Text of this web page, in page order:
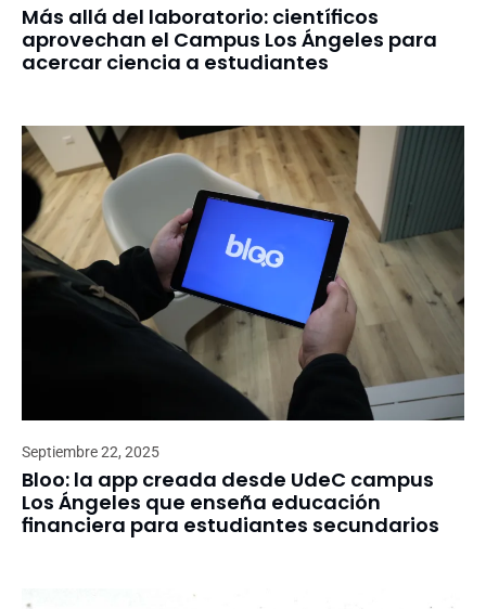
Más allá del laboratorio: científicos
aprovechan el Campus Los Ángeles para
acercar ciencia a estudiantes
Septiembre 22, 2025
Bloo: la app creada desde UdeC campus
Los Ángeles que enseña educación
financiera para estudiantes secundarios